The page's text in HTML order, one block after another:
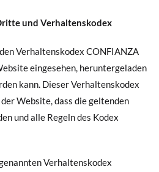
und Verhaltenskodex
Verhaltenskodex CONFIANZA
eingesehen, heruntergeladen
kann. Dieser Verhaltenskodex
Website, dass die geltenden
und alle Regeln des Kodex
Verhaltenskodex